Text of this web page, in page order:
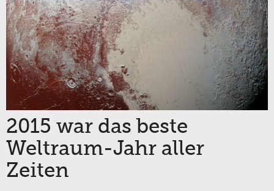
2015 war das beste
Weltraum-Jahr aller
Zeiten